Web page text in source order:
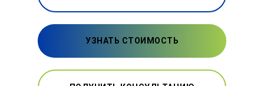
УЗНАТЬ СТОИМОСТЬ